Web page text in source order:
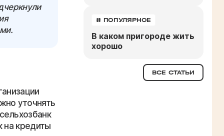
уточнять
на кредиты
# ПОПУЛЯРНОЕ
В каком пригороде жить
хорошо
ВСЕ СТАТЬИ